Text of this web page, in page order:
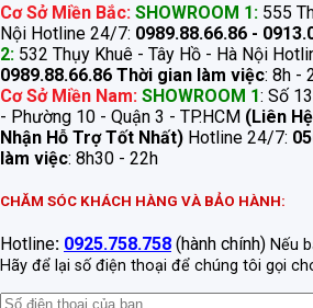
Cơ Sở Miền Bắc: SHOWROOM 1: 555
Nội Hotline 24/7: 0989.88.66.86 -
2: 532 Thụy Khuê - Tây Hồ - Hà Nội
0989.88.66.86 Thời gian làm việc: 8h -
Cơ Sở Miền Nam: SHOWROOM 1: Số
- Phường 10 - Quận 3 - TP.HCM (Liên
Nhận Hỗ Trợ Tốt Nhất) Hotline 24/7:
làm việc: 8h30 - 22h
CHĂM SÓC KHÁCH HÀNG VÀ BẢO HÀNH:
Hotline: 0925.758.758 (hành chính) Nếu
Hãy để lại số điện thoại để chúng tôi gọi